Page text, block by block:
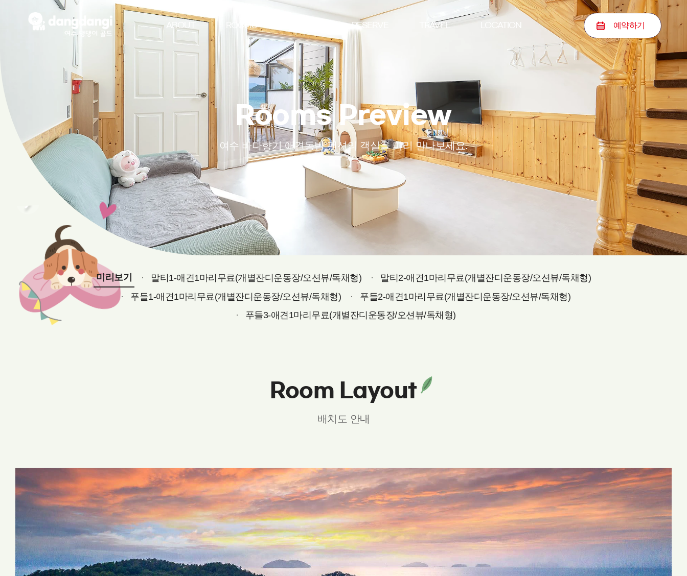
ABOUT ROOMS RESERVE TRAVEL LOCATION 예약하기
Rooms Preview
여수 바다향기 애견동반 펜션의 객실을 미리 만나보세요.
미리보기 말티1-애견1마리무료(개별잔디운동장/오션뷰/독채형)
말티2-애견1마리무료(개별잔디운동장/오션뷰/독채형)
푸들1-애견1마리무료(개별잔디운동장/오션뷰/독채형)
푸들2-애견1마리무료(개별잔디운동장/오션뷰/독채형)
푸들3-애견1마리무료(개별잔디운동장/오션뷰/독채형)
Room Layout
배치도 안내